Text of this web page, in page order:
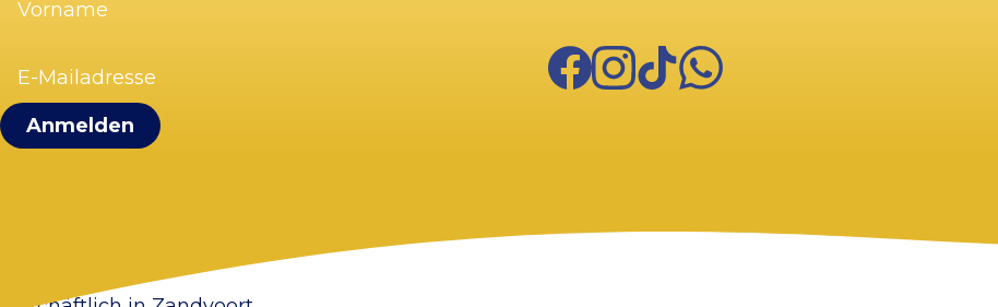
(erforderlich)
Mailadresse
FacebookInstagram
TikTokWhatsApp
Visit Zandvoort
Kontakt